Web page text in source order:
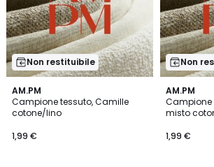
Non restituibile
AM.PM
Campione tessuto, Camille
cotone/lino
1,99 €
Non
AM.PM
Campione
misto
1,99 €
3
/
5